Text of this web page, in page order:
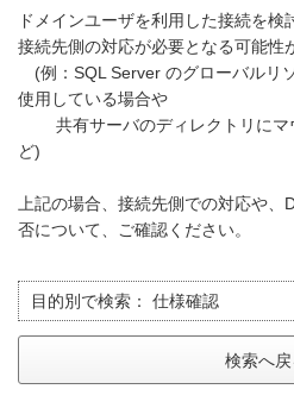
ドメインユーザを利用した接続を検
接続先側の対応が必要となる可能性
(例：SQL Server のグローバルリ
使用している場合や
共有サーバのディレクトリにマ
ど)
上記の場合、接続先側での対応や、
否について、ご確認ください。
目的別で検索： 仕様確認
検索へ戻